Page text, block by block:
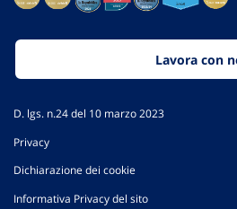
Lavora con
D. lgs. n.24 del 10 marzo 2023
Privacy
Dichiarazione dei cookie
Informativa Privacy del sito